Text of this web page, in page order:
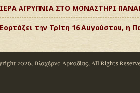
ΙΕΡΑ ΑΓΡΥΠΝΙΑ ΣΤΟ ΜΟΝΑΣΤΗΡΙ
Εορτάζει την Τρίτη 16 Αυγούστου, η